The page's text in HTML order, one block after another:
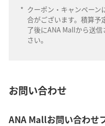
* クーポン・キャンペーン
合がございます。積算予
了後にANA Mallから送
さい。
お問い合わせ
ANA Mallお問い合わせ